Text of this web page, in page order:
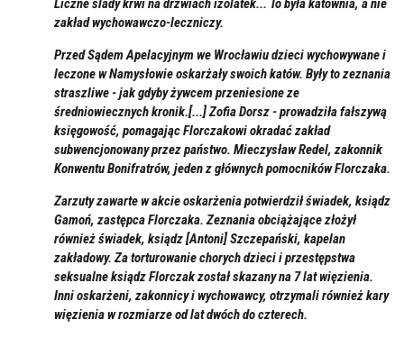
Liczne ślady krwi na drzwiach izolatek... To była katownia, a nie
zakład wychowawczo-leczniczy.
Przed Sądem Apelacyjnym we Wrocławiu dzieci wychowywane i
leczone w Namysłowie oskarżały swoich katów. Były to zeznania
straszliwe - jak gdyby żywcem przeniesione ze
średniowiecznych kronik.[...] Zofia Dorsz - prowadziła fałszywą
księgowość, pomagając Florczakowi okradać zakład
subwencjonowany przez państwo. Mieczysław Redel, zakonnik
Konwentu Bonifratrów, jeden z głównych pomocników Florczaka.
Zarzuty zawarte w akcie oskarżenia potwierdził świadek, ksiądz
Gamoń, zastępca Florczaka. Zeznania obciążające złożył
również świadek, ksiądz [Antoni] Szczepański, kapelan
zakładowy. Za torturowanie chorych dzieci i przestępstwa
seksualne ksiądz Florczak został skazany na 7 lat więzienia.
Inni oskarżeni, zakonnicy i wychowawcy, otrzymali również kary
więzienia w rozmiarze od lat dwóch do czterech.